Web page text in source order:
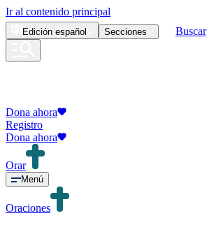
Ir al contenido principal
Edición español Secciones Buscar
Dona ahora
Registro
Dona ahora
Orar
Menú
Oraciones